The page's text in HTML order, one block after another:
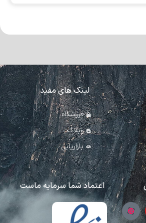
لینک های مفید
فروشگاه
وبلاگ
بازاریابی
اعتماد شما سرمایه ماست